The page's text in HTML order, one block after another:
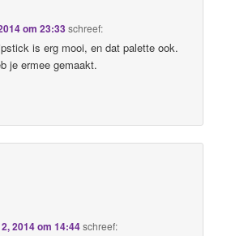
om 23:33schreef:
is erg mooi, en dat palette ook.
je ermee gemaakt.
2014 om 14:44schreef: